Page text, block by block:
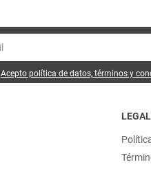
Acepto política de datos, términos y
LEGAL